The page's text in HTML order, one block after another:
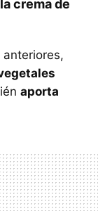
crema de
aporta